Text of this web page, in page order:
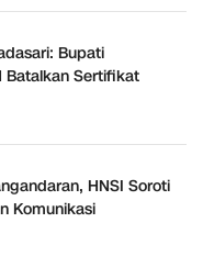
Bupati
Batalkan Sertifikat
HNSI Soroti
Komunikasi